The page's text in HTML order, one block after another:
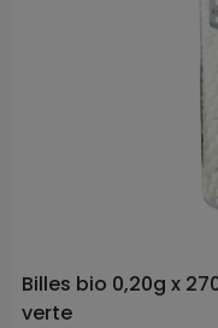
Billes bio 0,20g x
verte